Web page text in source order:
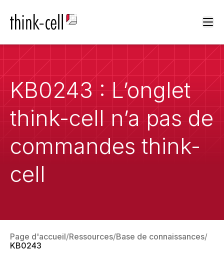
KB0243 : L’onglet
think-cell n’a pas de
commandes think-
cell
Page d'accueil Ressources Base de connaissances
KB0243